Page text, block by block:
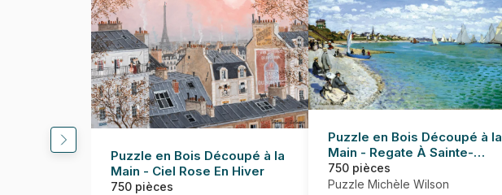
Puzzle en Bois Découpé à la
Main - Ciel Rose En Hiver
750 pièces
Puzzle en Bois Découpé à la
Main - Regate À Sainte-
Adresse
750 pièces
Puzzle Michèle Wilson